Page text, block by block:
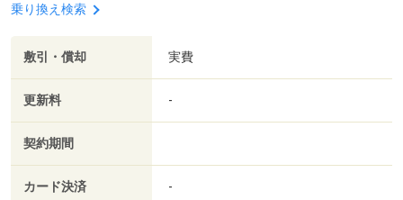
乗り換え検索
敷引・償却 実費
更新料 -
契約期間
カード決済 -